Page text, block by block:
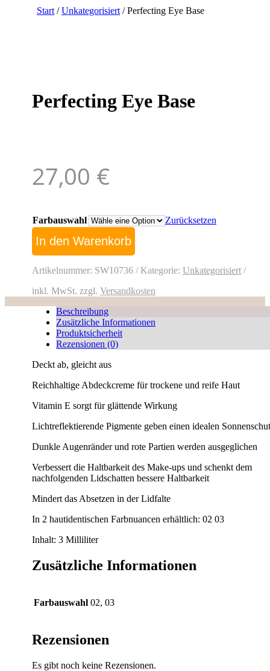
Start /Unkategorisiert / Perfecting Eye Base
Perfecting Eye Base
27,00 €
Farbauswahl
Zurücksetzen
Perfecting
Eye
Base
In den Warenkorb
Artikelnummer: SW10736 Kategorie: Unkategorisiert
inkl. MwSt. zzgl. Versandkosten
Beschreibung
Zusätzliche Informationen
Produktsicherheit
Rezensionen (0)
Deckt ab, gleicht aus
Reichhaltige Abdeckcreme für trockene und reife Haut
Vitamin E sorgt für glättende Wirkung
Lichtreflektierende Pigmente geben einen idealen
Dunkle Augenränder und rote Partien werden ausgeglichen
Verbessert die Haltbarkeit des Make-ups und schenkt dem
nachfolgenden Lidschatten bessere Haltbarkeit
Mindert das Absetzen in der Lidfalte
In 2 hautidentischen Farbnuancen erhältlich: 02 03
Inhalt: 3 Milliliter
Zusätzliche Informationen
Farbauswahl 02, 03
Rezensionen
Es gibt noch keine Rezensionen.